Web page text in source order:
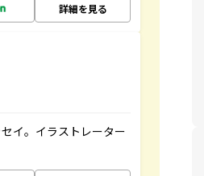
詳細を見る
イ。イラストレーター